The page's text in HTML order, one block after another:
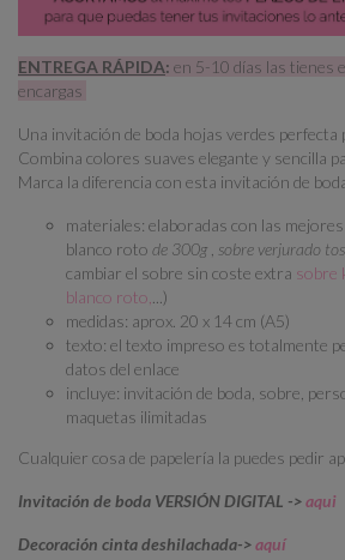
ENTREGA RÁPIDA: en 5-10 días las tienes
encargas
Una invitación de boda hojas verdes perfecta
Combina colores suaves elegante y sencilla
Marca la diferencia con esta invitación de
materiales: elaboradas con las
blanco roto de 300g sobre verjurado
cambiar el sobre sin coste extra sobre
blanco roto,
...)
medidas: aprox. 20 x 14 cm (A5)
texto: el texto impreso es totalmente
datos del enlace
incluye: invitación de boda, sobre,
maquetas ilimitadas
Cualquier cosa de papelería la puedes pedir
Invitación de boda VERSIÓN DIGITAL ->aqui
Decoración cinta deshilachada->aquí